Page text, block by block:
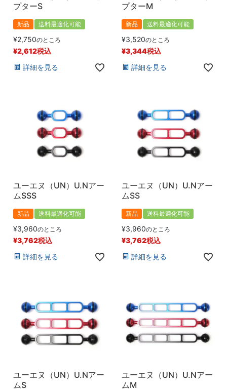
プターS
新品 送料最適化可能
¥2,750のところ
¥2,612税込
詳細を見る
プターM
新品 送料最適化可能
¥3,520のところ
¥3,344税込
詳細を見る
ユーエヌ（UN）U.Nアー
ムSSS
新品 送料最適化可能
¥3,960のところ
¥3,762税込
詳細を見る
ユーエヌ（UN）U.Nアー
ムSS
新品 送料最適化可能
¥3,960のところ
¥3,762税込
詳細を見る
ユーエヌ（UN）U.Nアー
ムS
ユーエヌ（UN）U.Nアー
ムM